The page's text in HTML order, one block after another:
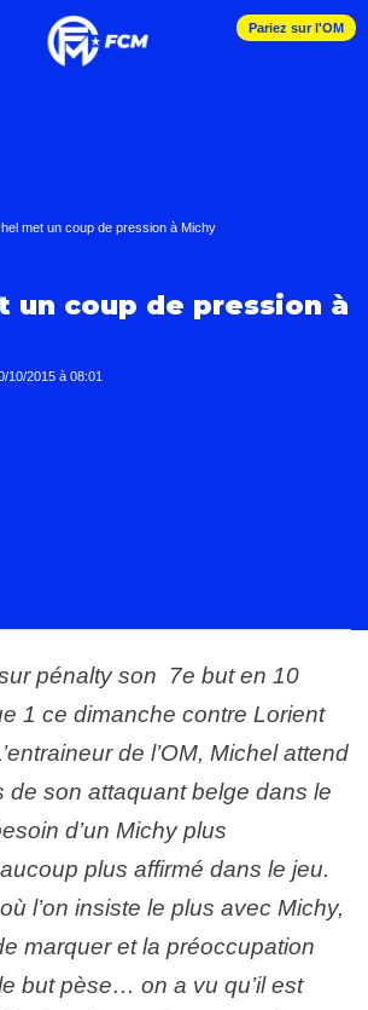
Pariez sur l'OM
met un coup de pression à Michy
un coup de pression à
10/2015 à 08:01
pénalty son 7e but en 10
1 ce dimanche contre Lorient
de l’OM, Michel attend
de son attaquant belge dans le
d’un Michy plus
plus affirmé dans le jeu.
l’on insiste le plus avec Michy,
marquer et la préoccupation
but pèse… on a vu qu’il est